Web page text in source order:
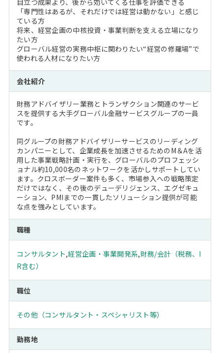
目立つ成果より、後から効いてくる仕事を評価できる
「専門性はあるが、それだけでは経営は動かない」と感じ
ている方
将来、経営企画の中核投資・事業判断を支える立場になり
たい方
グローバル経営の実務中枢に関わりたい“経営の修羅場”で
使われる人材になりたい方
会社紹介
財務アドバイザリー業務とトランザクション関連のサービ
スを提供する大手グローバル金融サービスグループの一員
です。
同グループの財務アドバイザリーサービスのリーディング
カンパニーとして、企業成長を加速させるためのM＆Aを活
用した事業戦略計画・実行を、グローバルのプロフェッシ
ョナル約10,000名のネットワークを活かしサポートしてい
ます。クロスボーダー案件も多く、市場参入への戦略策定
だけではなく、その後のデューデリジェンス、エグゼキュ
ーション、PMIまでの一貫したソリューション提供が可能
な点を強みとしています。
職種
コンサルタント,経営企画・事業開発系,財務/会計（税務、I
R含む）
職位
その他（コンサルタント・スペシャリスト等）
勤務地